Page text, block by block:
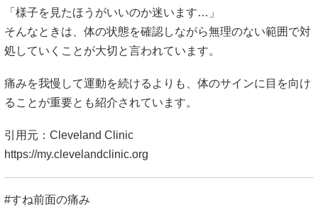
「様子を見たほうがいいのか迷います…」
そんなときは、体の状態を確認しながら無理のない範囲で対
処していくことが大切と言われています。
痛みを我慢して運動を続けるよりも、体のサインに目を向け
ることが重要とも紹介されています。
引用元：Cleveland Clinic
https://my.clevelandclinic.org
#すね前面の痛み